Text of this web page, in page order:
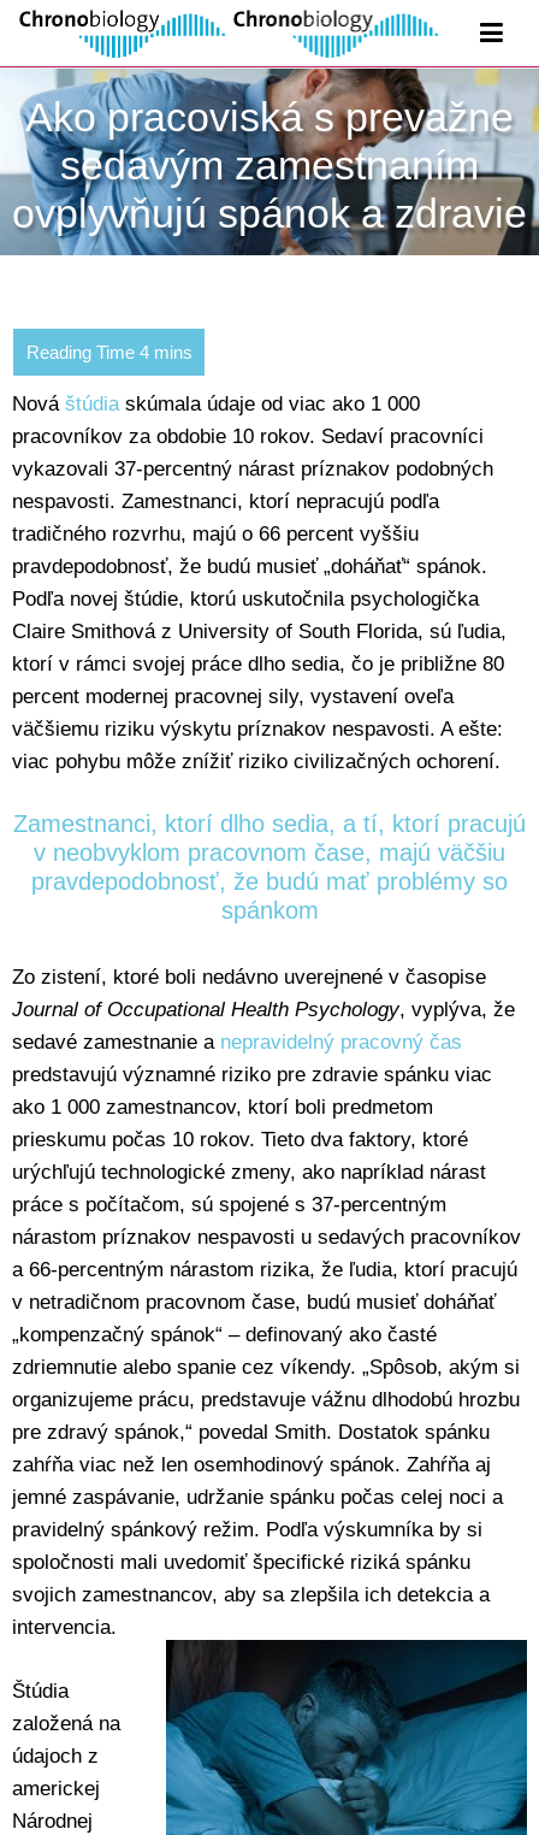
Ako pracoviská s prevažne
sedavým zamestnaním
ovplyvňujú spánok a zdravie
Nová štúdiaskúmala údaje od viac ako 1 000
pracovníkov za obdobie 10 rokov. Sedaví pracovníci
vykazovali 37-percentný nárast príznakov podobných
nespavosti. Zamestnanci, ktorí nepracujú podľa
tradičného rozvrhu, majú o 66 percent vyššiu
pravdepodobnosť, že budú musieť „doháňať“ spánok.
Podľa novej štúdie, ktorú uskutočnila psychologička
Claire Smithová z University of South Florida, sú ľudia,
ktorí v rámci svojej práce dlho sedia, čo je približne 80
percent modernej pracovnej sily, vystavení oveľa
väčšiemu riziku výskytu príznakov nespavosti. A ešte:
viac pohybu môže znížiť riziko civilizačných ochorení.
Zamestnanci, ktorí dlho sedia, a tí, ktorí pracujú
v neobvyklom pracovnom čase, majú väčšiu
pravdepodobnosť, že budú mať problémy so
spánkom
Zo zistení, ktoré boli nedávno uverejnené v časopise
Journal of Occupational Health Psychology, vyplýva, že
sedavé zamestnanie a nepravidelný pracovný čas
predstavujú významné riziko pre zdravie spánku viac
ako 1 000 zamestnancov, ktorí boli predmetom
prieskumu počas 10 rokov. Tieto dva faktory, ktoré
urýchľujú technologické zmeny, ako napríklad nárast
práce s počítačom, sú spojené s 37-percentným
nárastom príznakov nespavosti u sedavých pracovníkov
a 66-percentným nárastom rizika, že ľudia, ktorí pracujú
v netradičnom pracovnom čase, budú musieť doháňať
„kompenzačný spánok“ – definovaný ako časté
zdriemnutie alebo spanie cez víkendy. „Spôsob, akým si
organizujeme prácu, predstavuje vážnu dlhodobú hrozbu
pre zdravý spánok,“ povedal Smith. Dostatok spánku
zahŕňa viac než len osemhodinový spánok. Zahŕňa aj
jemné zaspávanie, udržanie spánku počas celej noci a
pravidelný spánkový režim. Podľa výskumníka by si
spoločnosti mali uvedomiť špecifické riziká spánku
svojich zamestnancov, aby sa zlepšila ich detekcia a
intervencia.
Štúdia
založená na
údajoch z
americkej
Národnej